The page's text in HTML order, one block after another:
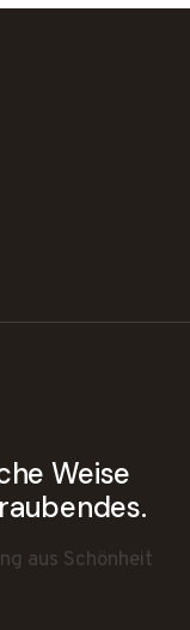
Weise
aus Schönheit